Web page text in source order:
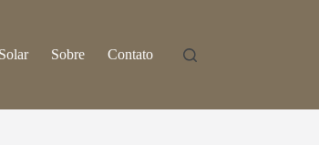
Solar Sobre Contato